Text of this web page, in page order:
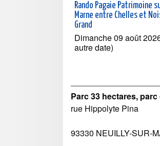
Rando Pagaie Patrimoine
Marne entre Chelles et
Grand
Dimanche 09 août
autre date)
Parc 33 hectares,
rue Hippolyte Pina
93330 NEUILLY-SUR-